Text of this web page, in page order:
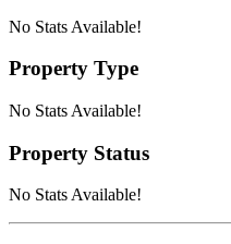
No Stats Available!
Property Type
No Stats Available!
Property Status
No Stats Available!